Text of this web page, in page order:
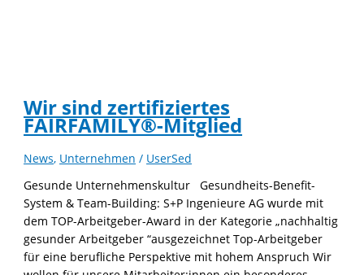
Wir sind zertifiziertes
FAIRFAMILY®-Mitglied
News, Unternehmen / UserSed
Gesunde Unternehmenskultur Gesundheits-Benefit-
System & Team-Building: S+P Ingenieure AG wurde mit
dem TOP-Arbeitgeber-Award in der Kategorie „nachhaltig
gesunder Arbeitgeber “ausgezeichnet Top-Arbeitgeber
für eine berufliche Perspektive mit hohem Anspruch Wir